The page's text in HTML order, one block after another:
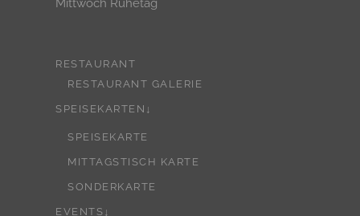
Mittwoch Ruhetag
RESTAURANT
RESTAURANT GALERIE
SPEISEKARTEN↓
SPEISEKARTE
MITTAGSTISCH KARTE
SONDERKARTE
EVENTS↓